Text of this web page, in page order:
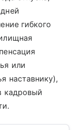
гибкого
или
наставнику),
кадровый